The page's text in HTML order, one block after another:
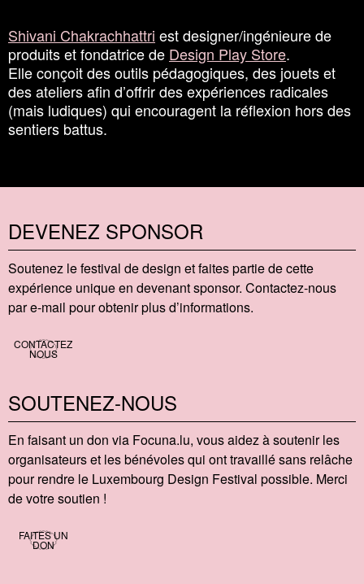
Shivani Chakrachhattri est designer/​ingénieure de
produits et fondatrice de Design Play Store.
Elle conçoit des outils pédagogiques, des jouets et
des ateliers afin d’offrir des expériences radicales
(mais ludiques) qui encouragent la réflexion hors des
sentiers battus.
DEVENEZ SPONSOR
Soutenez le festival de design et faites partie de cette
expérience unique en devenant sponsor. Contactez-nous
par e-mail pour obtenir plus d’informations.
CONTACTEZ
NOUS
SOUTENEZ-NOUS
En faisant un don via Focu​na​.lu, vous aidez à soutenir les
organisateurs et les bénévoles qui ont travaillé sans relâche
pour rendre le Luxembourg Design Festival possible. Merci
de votre soutien !
FAITES UN
DON